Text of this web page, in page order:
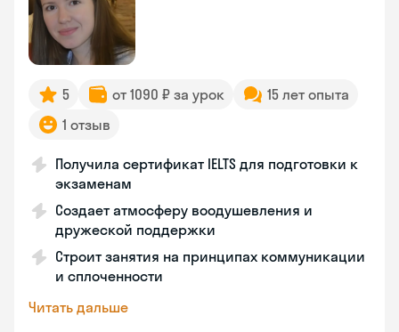
5 от 1090 ₽ за урок
15 лет опыта
1 отзыв
Получила сертификат IELTS для подготовки к
экзаменам
Создает атмосферу воодушевления и
дружеской поддержки
Строит занятия на принципах коммуникации
и сплоченности
Читать дальше